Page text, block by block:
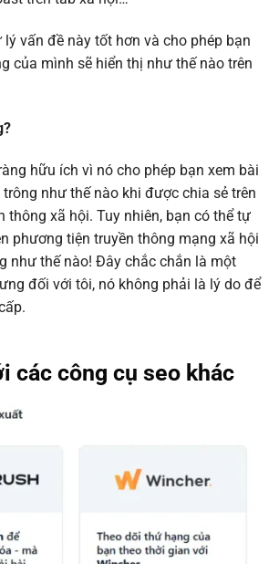
vấn đề này tốt hơn và cho phép bạn
của mình sẽ hiển thị như thế nào trên
hữu ích vì nó cho phép bạn xem bài
như thế nào khi được chia sẻ trên
thông xã hội. Tuy nhiên, bạn có thể tự
phương tiện truyền thông mạng xã hội
như thế nào! Đây chắc chắn là một
đối với tôi, nó không phải là lý do để
các công cụ seo khác